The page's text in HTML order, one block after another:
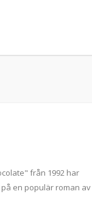
från 1992 har
en populär roman av